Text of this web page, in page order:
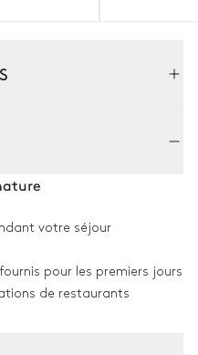
votre séjour
pour les premiers jours
de restaurants